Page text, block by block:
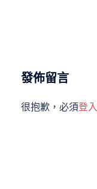
發佈留言
很抱歉，必須登入